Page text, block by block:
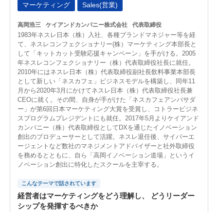
マーケティング
Sales(営業)
高岡浩三 ケイアンドカンパニー株式会社 代表取締役
1983年ネスレ日本（株）入社、各種ブランドマネジャー等を経
て、ネスレコンフェクショナリー(株）マーケティング本部長と
して「キットカット受験応援キャンペーン」を手がける。2005
年ネスレコンフェクショナリー（株）代表取締役社長に就任。
2010年にはネスレ日本（株）代表取締役副社長飲料事業本部長
として新しい「ネスカフェ」ビジネスモデルを構築し、同年11
月から2020年3月にかけてネスレ日本（株）代表取締役社長兼
CEOに就く。その間、自身が手がけた「ネスカフェアンバサダ
ー」が第6回日本マーケティング大賞を受賞し、コトラービジネ
スプログラムプレジデントにも就任。2017年5月よりケイアンド
カンパニー（株）代表取締役としてDXを通じたイノベーション
創出のプロデューサーとして活躍。ネスレ退任後、サイバーエ
ージェントなど数社のマネジメントアドバイザーと社外取締役
を務めるとともに、自ら「高岡イノベーション道場」というイ
ノベーション創出に特化したスクールを主宰する。
こんなテーマで話されています
経営者はマーケティングをどう理解し、 どうリーダー
シップを発揮するべきか